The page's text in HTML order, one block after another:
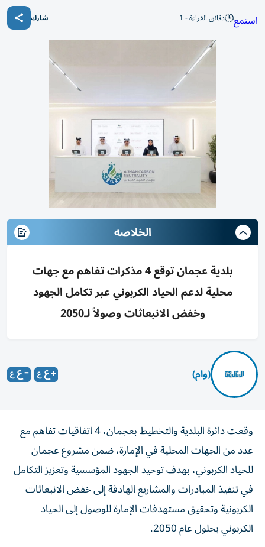
استمع دقائق القراءة - 1 شارك
الخلاصه
بلدية عجمان توقع 4 مذكرات تفاهم مع جهات
محلية لدعم الحياد الكربوني عبر تكامل الجهود
وخفض الانبعاثات وصولاً لـ2050
(وام)
وقعت دائرة البلدية والتخطيط بعجمان، 4 اتفاقيات تفاهم مع
عدد من الجهات المحلية في الإمارة، ضمن مشروع عجمان
للحياد الكربوني، بهدف توحيد الجهود المؤسسية وتعزيز التكامل
في تنفيذ المبادرات والمشاريع الهادفة إلى خفض الانبعاثات
الكربونية وتحقيق مستهدفات الإمارة للوصول إلى الحياد
الكربوني بحلول عام 2050.